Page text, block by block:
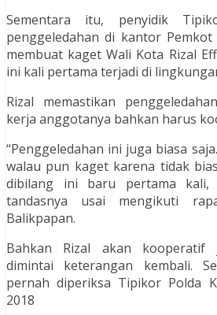
Sementara itu, penyidik
penggeledahan di kantor
membuat kaget Wali Kota Rizal
ini kali pertama terjadi di
Rizal memastikan
kerja anggotanya bahkan harus
“Penggeledahan ini juga biasa
walau pun kaget karena tidak
dibilang ini baru pertama kali,
tandasnya usai mengikuti
Balikpapan.
Bahkan Rizal akan kooperatif
dimintai keterangan kembali.
pernah diperiksa Tipikor Polda
2018